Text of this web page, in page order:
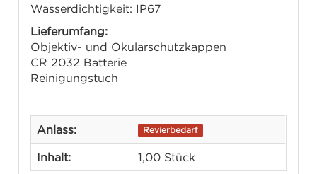
Wasserdichtigkeit: IP67
Lieferumfang:
Objektiv- und Okularschutzkappen
CR 2032 Batterie
Reinigungstuch
Anlass: Revierbedarf
Inhalt: 1,00 Stück